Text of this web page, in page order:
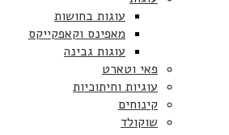
עוגות בחושות
מאפינס וקאפקייקס
עוגות גבינה
פאי וטארט
עוגיות וחיתוכיות
קינוחים
שוקולד